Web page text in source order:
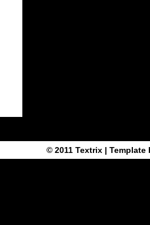
© 2011 Textrix| Template